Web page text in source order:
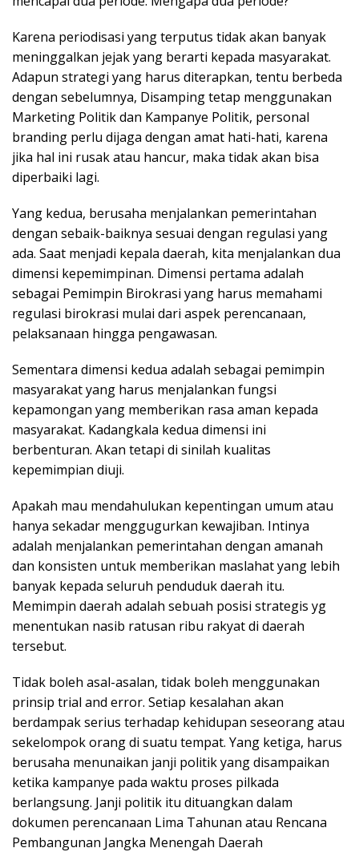
Karena periodisasi yang terputus tidak akan banyak
meninggalkan jejak yang berarti kepada masyarakat.
Adapun strategi yang harus diterapkan, tentu berbeda
dengan sebelumnya, Disamping tetap menggunakan
Marketing Politik dan Kampanye Politik, personal
branding perlu dijaga dengan amat hati-hati, karena
jika hal ini rusak atau hancur, maka tidak akan bisa
diperbaiki lagi.
Yang kedua, berusaha menjalankan pemerintahan
dengan sebaik-baiknya sesuai dengan regulasi yang
ada. Saat menjadi kepala daerah, kita menjalankan dua
dimensi kepemimpinan. Dimensi pertama adalah
sebagai Pemimpin Birokrasi yang harus memahami
regulasi birokrasi mulai dari aspek perencanaan,
pelaksanaan hingga pengawasan.
Sementara dimensi kedua adalah sebagai pemimpin
masyarakat yang harus menjalankan fungsi
kepamongan yang memberikan rasa aman kepada
masyarakat. Kadangkala kedua dimensi ini
berbenturan. Akan tetapi di sinilah kualitas
kepemimpian diuji.
Apakah mau mendahulukan kepentingan umum atau
hanya sekadar menggugurkan kewajiban. Intinya
adalah menjalankan pemerintahan dengan amanah
dan konsisten untuk memberikan maslahat yang lebih
banyak kepada seluruh penduduk daerah itu.
Memimpin daerah adalah sebuah posisi strategis yg
menentukan nasib ratusan ribu rakyat di daerah
tersebut.
Tidak boleh asal-asalan, tidak boleh menggunakan
prinsip trial and error. Setiap kesalahan akan
berdampak serius terhadap kehidupan seseorang atau
sekelompok orang di suatu tempat. Yang ketiga, harus
berusaha menunaikan janji politik yang disampaikan
ketika kampanye pada waktu proses pilkada
berlangsung. Janji politik itu dituangkan dalam
dokumen perencanaan Lima Tahunan atau Rencana
Pembangunan Jangka Menengah Daerah